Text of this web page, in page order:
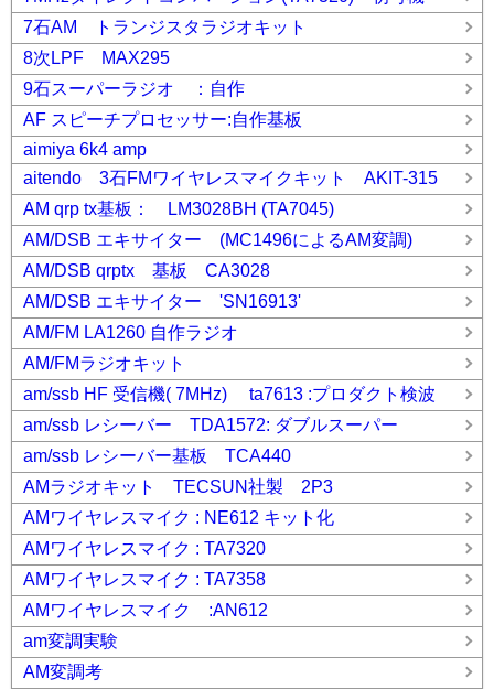
7石AM トランジスタラジオキット
8次LPF MAX295
9石スーパーラジオ ：自作
AF スピーチプロセッサー:自作基板
aimiya 6k4 amp
aitendo 3石FMワイヤレスマイクキット AKIT-315
AM qrp tx基板： LM3028BH (TA7045)
AM/DSB エキサイター (MC1496によるAM変調)
AM/DSB qrptx 基板 CA3028
AM/DSB エキサイター 'SN16913'
AM/FM LA1260 自作ラジオ
AM/FMラジオキット
am/ssb HF 受信機( 7MHz) ta7613 :プロダクト検波
am/ssb レシーバー TDA1572: ダブルスーパー
am/ssb レシーバー基板 TCA440
AMラジオキット TECSUN社製 2P3
AMワイヤレスマイク : NE612 キット化
AMワイヤレスマイク : TA7320
AMワイヤレスマイク : TA7358
AMワイヤレスマイク :AN612
am変調実験
AM変調考